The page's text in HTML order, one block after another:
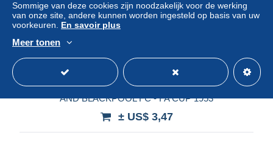
BK61 - BLUE BAND CARD - STANLEY MATTHEWS
AND BLACKPOOL FC - FA CUP 1953
± US$ 3,47
Sommige van deze cookies zijn noodzakelijk voor de werking
van onze site, andere kunnen worden ingesteld op basis van uw
voorkeuren. En savoir plus
Meer tonen